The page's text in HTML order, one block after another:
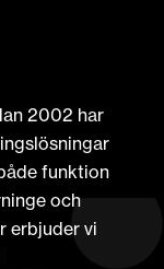
2002 har
funktion
och
erbjuder vi